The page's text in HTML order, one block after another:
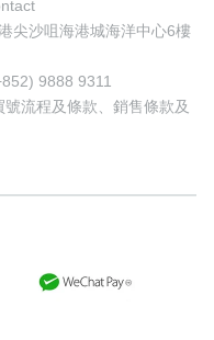
尖沙咀海港城海洋中心6樓
9888 9311
號流程及條款、 銷售條款及